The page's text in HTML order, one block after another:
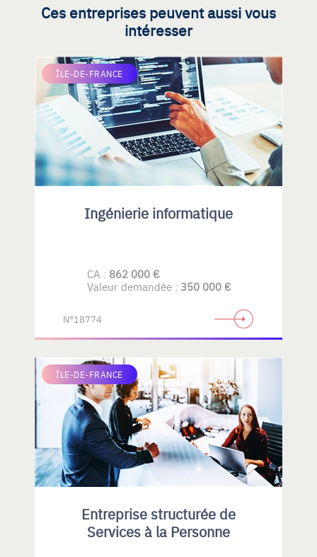
Ces entreprises peuvent aussi vous
intéresser
ÎLE-DE-FRANCE
Ingénierie informatique
CA : 862 000 €
Valeur demandée : 350 000 €
N°18774
ÎLE-DE-FRANCE
Entreprise structurée de
Services à la Personne